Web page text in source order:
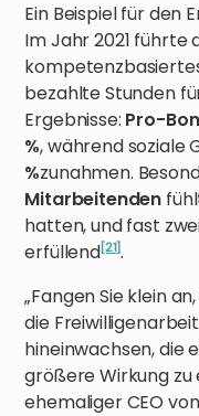
Ein Beispiel für den
Im Jahr 2021 führte
bezahlte Stunden
Ergebnisse: Pro-
%, während soziale
%zunahmen.
Mitarbeitenden
hatten, und fast
erfüllend[21].
„Fangen Sie klein
die
hineinwachsen, die
größere Wirkung zu
ehemaliger CEO